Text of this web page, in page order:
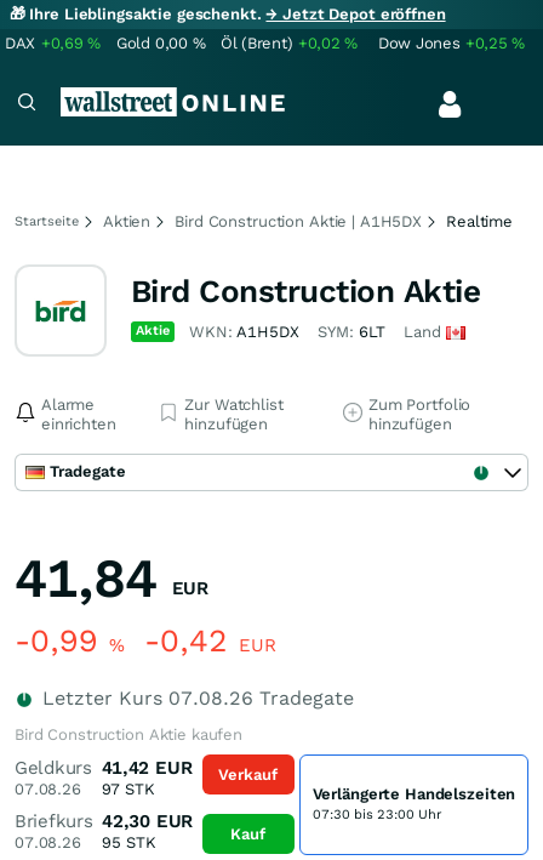
🎁 Ihre Lieblingsaktie geschenkt.→ Jetzt Depot eröffnen
DAX +0,69% Gold 0,00 % Öl (Brent) +0,02% Dow Jones +0,25%
Startseite Aktien Bird Construction Aktie | A1H5DX Realtime
Bird Construction Aktie
Aktie WKN:A1H5DX SYM: 6LT Land
Alarme
einrichten
Zur Watchlist
hinzufügen
Zum Portfolio
hinzufügen
Tradegate
41,84 EUR
-0,99 % -0,42 EUR
Letzter Kurs 07.08.26 Tradegate
Bird Construction Aktie kaufen
Geldkurs
07.08.26
41,42 EUR
97 STK
Briefkurs
07.08.26
42,30 EUR
95 STK
Verkauf
Kauf
Verlängerte Handelszeiten
07:30 bis 23:00 Uhr